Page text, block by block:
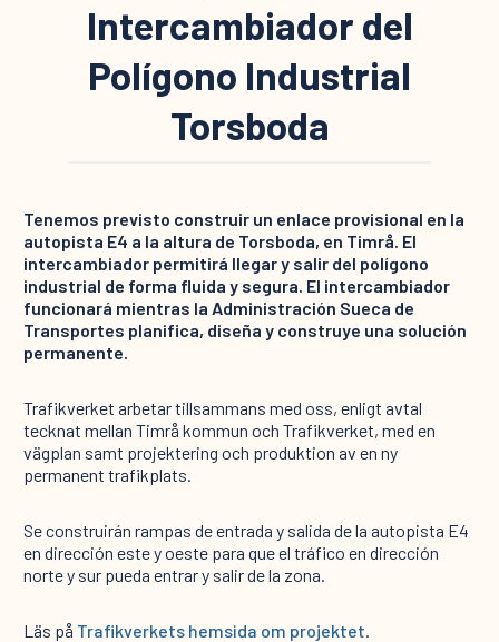
Intercambiador del
Polígono Industrial
Torsboda
Tenemos previsto construir un enlace provisional en la
autopista E4 a la altura de Torsboda, en Timrå. El
intercambiador permitirá llegar y salir del polígono
industrial de forma fluida y segura. El intercambiador
funcionará mientras la Administración Sueca de
Transportes planifica, diseña y construye una solución
permanente.
Trafikverket arbetar tillsammans med oss, enligt avtal
tecknat mellan Timrå kommun och Trafikverket, med en
vägplan samt projektering och produktion av en ny
permanent trafikplats.
Se construirán rampas de entrada y salida de la autopista E4
en dirección este y oeste para que el tráfico en dirección
norte y sur pueda entrar y salir de la zona.
Läs på Trafikverkets hemsida om projektet.